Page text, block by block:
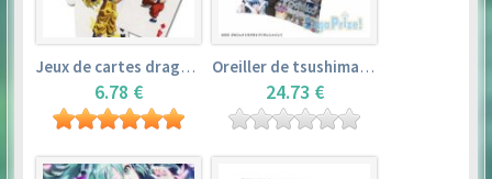
Jeux de cartes dragon ball
6.78 €
Oreiller de tsushima yoshiko (35cm×53cm) – love live! sunshine!!
24.73 €